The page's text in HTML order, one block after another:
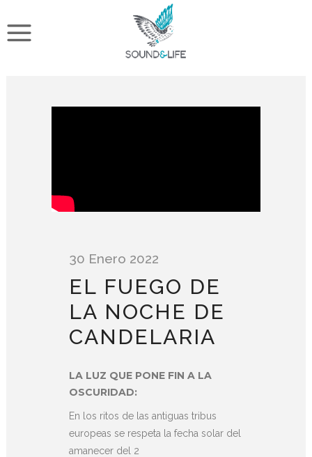
30 Enero 2022
EL FUEGO DE
LA NOCHE DE
CANDELARIA
LA LUZ QUE PONE FIN A LA
OSCURIDAD:
En los ritos de las antiguas tribus
europeas se respeta la fecha solar del
amanecer del 2